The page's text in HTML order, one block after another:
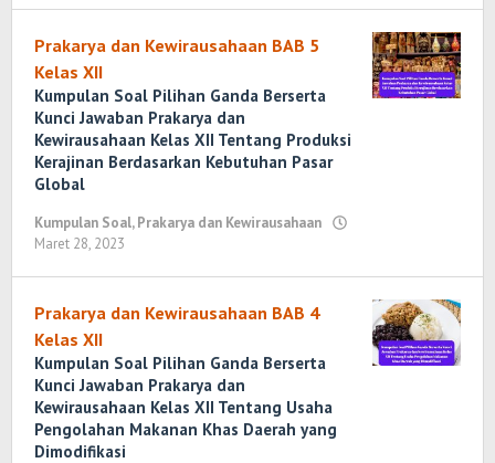
Prakarya dan Kewirausahaan BAB 5
Kelas XII
Kumpulan Soal Pilihan Ganda Berserta
Kunci Jawaban Prakarya dan
Kewirausahaan Kelas XII Tentang Produksi
Kerajinan Berdasarkan Kebutuhan Pasar
Global
Kumpulan Soal,Prakarya dan Kewirausahaan
Maret 28, 2023
Prakarya dan Kewirausahaan BAB 4
Kelas XII
Kumpulan Soal Pilihan Ganda Berserta
Kunci Jawaban Prakarya dan
Kewirausahaan Kelas XII Tentang Usaha
Pengolahan Makanan Khas Daerah yang
Dimodifikasi